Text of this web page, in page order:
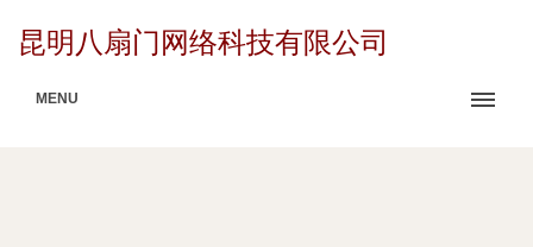
昆明八扇门网络科技有限公司
MENU